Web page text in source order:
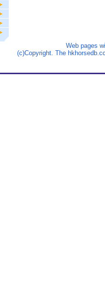
Web pages
(c)Copyright. The